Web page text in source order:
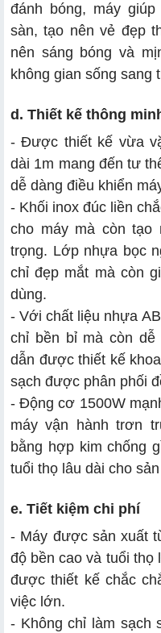
đánh bóng, máy
sàn, tạo nên vẻ đẹp
nên sáng bóng và
không gian sống sang
d. Thiết kế thông
- Được thiết kế vừa
dài 1m mang đến tư
dễ dàng điều khiển
- Khối inox đúc liền
cho máy mà còn tạo
trọng. Lớp nhựa bọc
chỉ đẹp mắt mà còn
dùng.
- Với chất liệu nhựa
chỉ bền bỉ mà còn dễ
dẫn được thiết kế
sạch được phân phối
- Động cơ 1500W
máy vận hành trơn
bằng hợp kim chống
tuổi thọ lâu dài cho
e. Tiết kiệm chi phí
- Máy được sản xuất
độ bền cao và tuổi thọ
được thiết kế chắc
việc lớn.
- Không chỉ làm sạch